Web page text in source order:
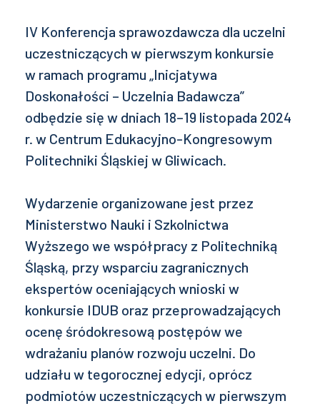
IV Konferencja sprawozdawcza dla uczelni
uczestniczących w pierwszym konkursie
w ramach programu „Inicjatywa
Doskonałości – Uczelnia Badawcza”
odbędzie się w dniach 18–19 listopada 2024
r. w Centrum Edukacyjno-Kongresowym
Politechniki Śląskiej w Gliwicach.
Wydarzenie organizowane jest przez
Ministerstwo Nauki i Szkolnictwa
Wyższego we współpracy z Politechniką
Śląską, przy wsparciu zagranicznych
ekspertów oceniających wnioski w
konkursie IDUB oraz przeprowadzających
ocenę śródokresową postępów we
wdrażaniu planów rozwoju uczelni. Do
udziału w tegorocznej edycji, oprócz
podmiotów uczestniczących w pierwszym